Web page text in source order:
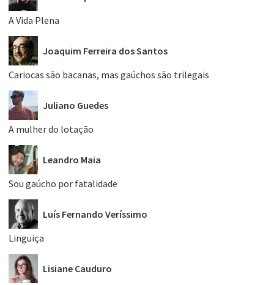
A Vida Plena
Joaquim Ferreira dos Santos
Cariocas são bacanas, mas gaúchos são trilegais
Juliano Guedes
A mulher do lotação
Leandro Maia
Sou gaúcho por fatalidade
Luís Fernando Veríssimo
Linguiça
Lisiane Cauduro